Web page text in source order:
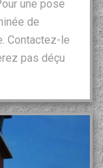
une pose
de
Contactez-le
pas déçu